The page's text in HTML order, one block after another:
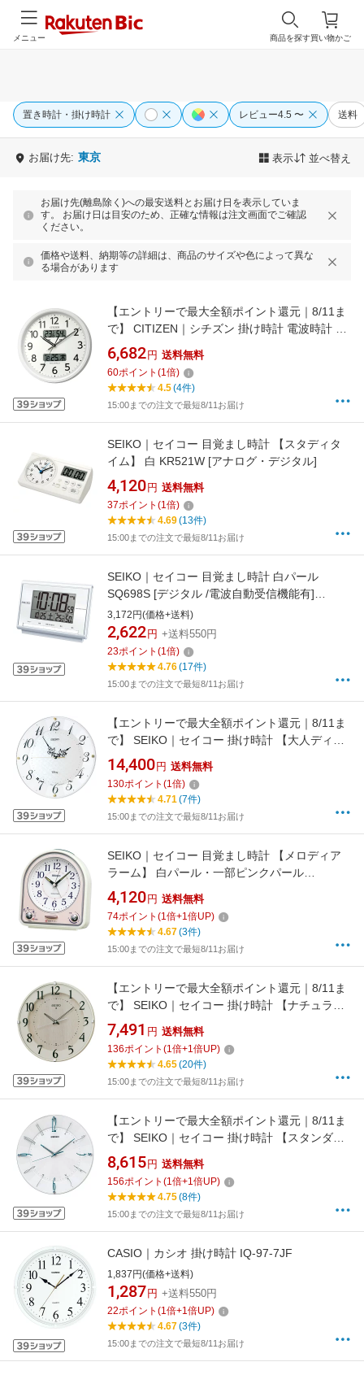
買い物かご
商品を探す
メニュー
置き時計・掛け時計 レビュー4.5 〜 送料
お届け先: 東京 表示 並べ替え
お届け先(離島除く)への最安送料とお届け日を表示していま
す。 お届け日は目安のため、正確な情報は注文画面でご確認
ください。
価格や送料、納期等の詳細は、商品のサイズや色によって異な
る場合があります
【エントリーで最大全額ポイント還元｜8/11ま
で】 CITIZEN｜シチズン 掛け時計 電波時計 温
湿度計付き 白 8FYA06-003 [電波自動受信機能
有]
6,682 円 送料無料
60ポイント (1倍)
4.5(4件)
15:00までの注文で最短8/11お届け
SEIKO｜セイコー 目覚まし時計 【スタディタ
イム】 白 KR521W [アナログ・デジタル]
4,120 円 送料無料
37ポイント (1倍)
4.69(13件)
15:00までの注文で最短8/11お届け
SEIKO｜セイコー 目覚まし時計 白パール
SQ698S [デジタル /電波自動受信機能有]
[SQ698S]
3,172円(価格+送料)
2,622 円 +送料550円
23ポイント (1倍)
4.76(17件)
15:00までの注文で最短8/11お届け
【エントリーで最大全額ポイント還元｜8/11ま
で】 SEIKO｜セイコー 掛け時計 【大人ディズ
ニー ミッキー&ミニー】 白パール FS513W [電
波自動受信機能有]
14,400 円 送料無料
130ポイント (1倍)
4.71(7件)
15:00までの注文で最短8/11お届け
SEIKO｜セイコー 目覚まし時計 【メロディア
ラーム】 白パール・一部ピンクパール
QM750P [アナログ]
4,120 円 送料無料
74ポイント (1倍+1倍UP)
4.67(3件)
15:00までの注文で最短8/11お届け
【エントリーで最大全額ポイント還元｜8/11ま
で】 SEIKO｜セイコー 掛け時計 【ナチュラル
スタイル】 アイボリー KX397A [電波自動受信
機能有][KX397A]
7,491 円 送料無料
136ポイント (1倍+1倍UP)
4.65(20件)
15:00までの注文で最短8/11お届け
【エントリーで最大全額ポイント還元｜8/11ま
で】 SEIKO｜セイコー 掛け時計 【スタンダー
ド】 白パール KX214W [電波自動受信機能有]
[KX214W]
8,615 円 送料無料
156ポイント (1倍+1倍UP)
4.75(8件)
15:00までの注文で最短8/11お届け
CASIO｜カシオ 掛け時計 IQ-97-7JF
1,837円(価格+送料)
1,287 円 +送料550円
22ポイント (1倍+1倍UP)
4.67(3件)
15:00までの注文で最短8/11お届け